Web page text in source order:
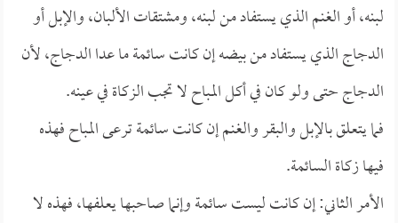
لبنه، أو الغنم الذي يستفاد من لبنه، ومشتقات الألبان، والإبل أو
الدجاج الذي يستفاد من بيضه إن كانت سائمة ما عدا الدجاج، لأن
الدجاج حتى ولو كان في أكل المباح لا تجب الزكاة في عينه.
فما يتعلق بالإبل والبقر والغنم إن كانت سائمة ترعى المباح فهذه
فيها زكاة السائمة.
الأمر الثاني: إن كانت ليست سائمة وإنما صاحبها يعلفها، فهذه لا